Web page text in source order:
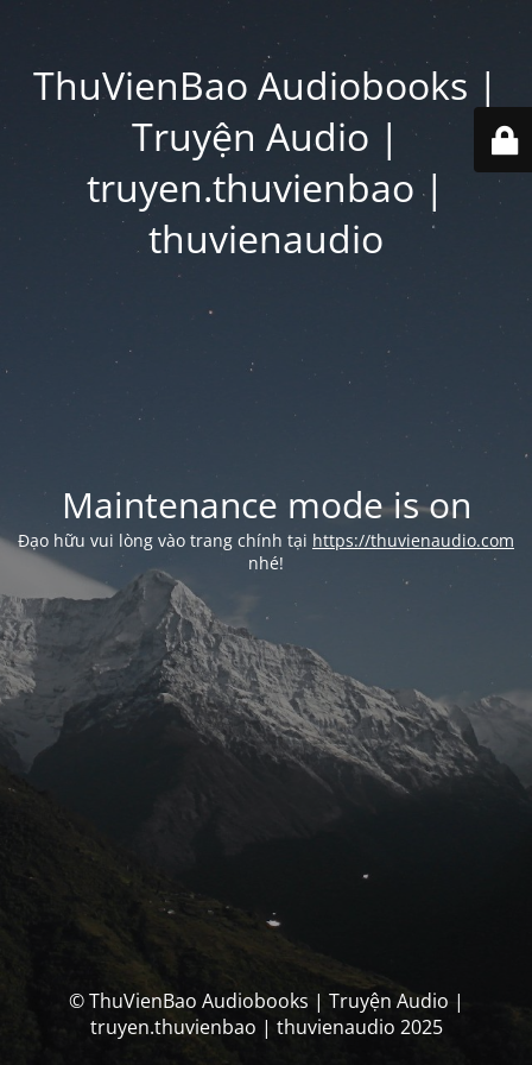
ThuVienBao Audiobooks |
Truyện Audio |
truyen.thuvienbao |
thuvienaudio
Maintenance mode is on
Đạo hữu vui lòng vào trang chính tại https://thuvienaudio.com
nhé!
© ThuVienBao Audiobooks | Truyện Audio |
truyen.thuvienbao | thuvienaudio 2025